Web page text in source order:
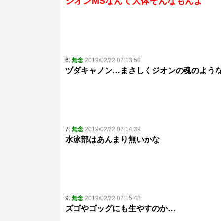
6: 無念 2019/02/22 07:13:50
ヅダキャノン…まさしくジオンの魂のよう
7: 無念 2019/02/22 07:14:39
水泳部はあんまり無いかな
9: 無念 2019/02/22 07:15:48
ズゴやゴッグにも生やすのか…